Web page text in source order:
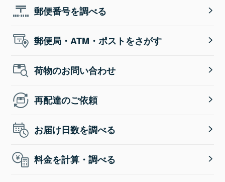
郵便番号を調べる
郵便局・ATM・ポストをさがす
荷物のお問い合わせ
再配達のご依頼
お届け日数を調べる
料金を計算・調べる